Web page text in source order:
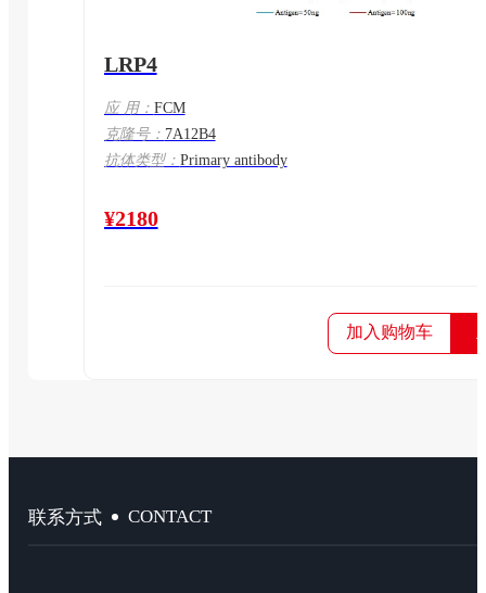
LRP4
应 用： FCM
克隆号： 7A12B4
抗体类型： Primary antibody
¥2180
加入购物车
联系方式 CONTACT